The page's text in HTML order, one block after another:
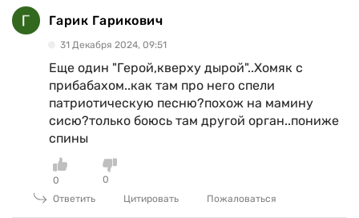
Гарик Гарикович
31 Декабря 2024, 09:51
Еще один "Герой,кверху дырой"..Хомяк с
прибабахом..как там про него спели
патриотическую песню?похож на мамину
сисю?только боюсь там другой орган..пониже
спины
0
0
Ответить
Цитировать Пожаловаться